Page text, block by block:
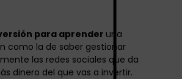
para aprender una
como la de saber gestionar
las redes sociales que da
dinero del que vas a invertir.